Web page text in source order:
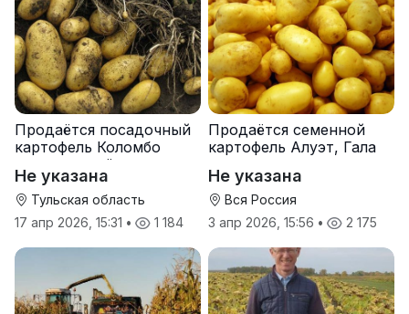
Продаётся посадочный
картофель Коломбо
оптом от трёх тонн
Не указана
Тульская область
17 апр 2026, 15:31 • 1 184
Продаётся семенной
картофель Алуэт, Гала
Не указана
Вся Россия
3 апр 2026, 15:56 • 2 175